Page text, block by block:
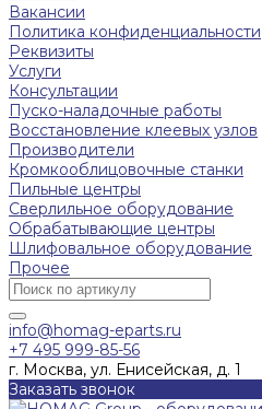
Вакансии
Политика конфиденциальности
Реквизиты
Услуги
Консультации
Пуско-наладочные работы
Восстановление клеевых узлов
Производители
Кромкооблицовочные станки
Пильные центры
Сверлильное оборудование
Обрабатывающие центры
Шлифовальное оборудование
Прочее
info@homag-eparts.ru
+7 495 999-85-56
г. Москва, ул. Енисейская, д. 1
Заказать звонок